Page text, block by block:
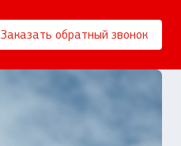
Заказать обратный звонок